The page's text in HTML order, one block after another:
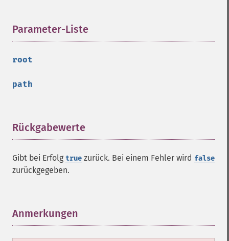
Parameter-Liste
root
path
Rückgabewerte
Gibt bei Erfolg true zurück. Bei einem Fehler wird false
zurückgegeben.
Anmerkungen